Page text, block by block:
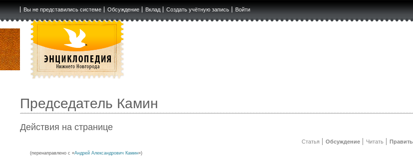
Вы не представились системе Обсуждение Вклад Создать учётную запись Войти
Председатель Камин
Действия на странице
Статья Обсуждение Читать Править
(перенаправлено с «Андрей Александрович Камин»)